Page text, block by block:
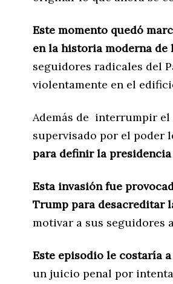
Este momento quedó
en la historia moderna de
seguidores radicales del
violentamente en el
Además de interrumpir
supervisado por el poder
para definir la
Esta invasión fue
Trump para desacreditar
motivar a sus seguidores
Este episodio le costaría
un juicio penal por